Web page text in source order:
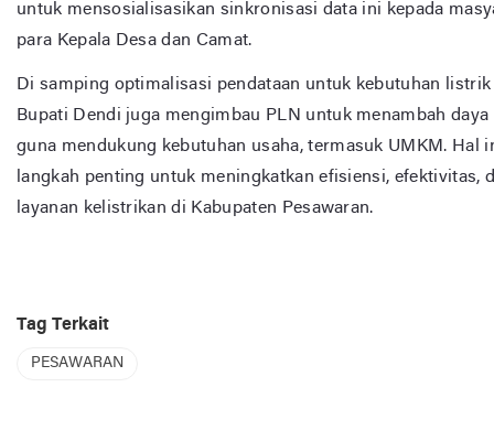
untuk mensosialisasikan sinkronisasi data ini kepada
para Kepala Desa dan Camat.
Di samping optimalisasi pendataan untuk kebutuhan
Bupati Dendi juga mengimbau PLN untuk menambah
guna mendukung kebutuhan usaha, termasuk UMKM. Hal
langkah penting untuk meningkatkan efisiensi, efektivitas,
layanan kelistrikan di Kabupaten Pesawaran.
Tag Terkait
PESAWARAN